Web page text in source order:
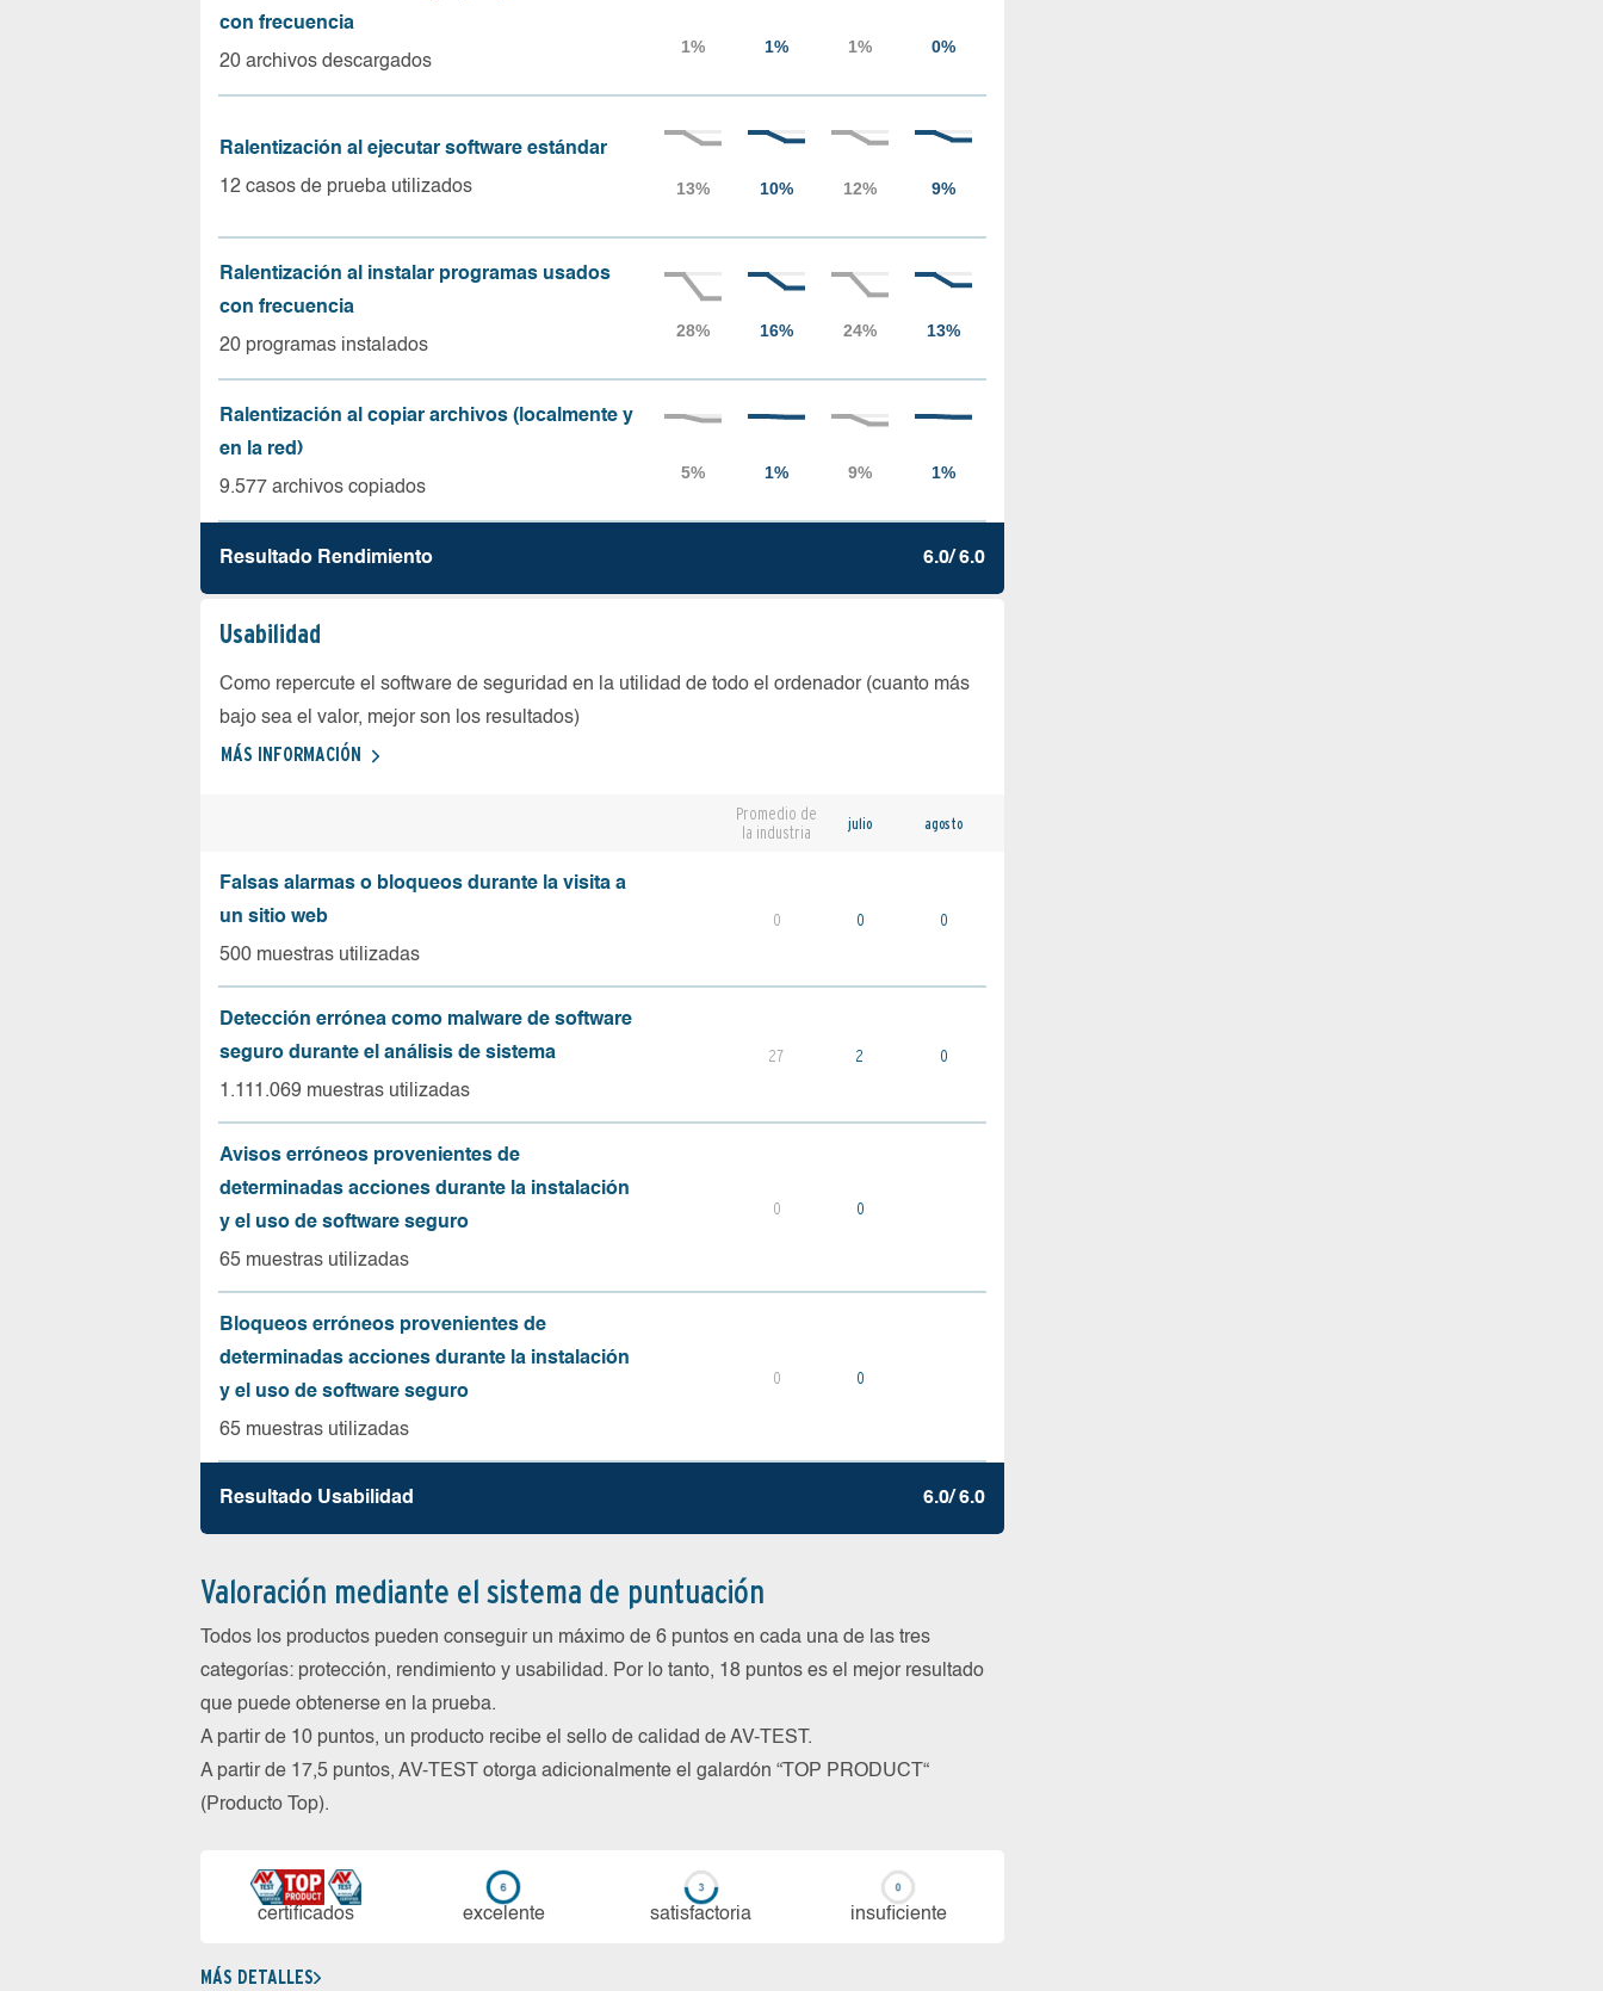
con frecuencia
20 archivos descargados
Ralentización al ejecutar software estándar
12 casos de prueba utilizados
Ralentización al instalar programas usados
con frecuencia
20 programas instalados
Ralentización al copiar archivos (localmente y
en la red)
9.577 archivos copiados
Resultado Rendimiento 6.0/ 6.0
Usabilidad
Como repercute el software de seguridad en la utilidad de todo el ordenador (cuanto más
bajo sea el valor, mejor son los resultados)
MÁS INFORMACIÓN
Promedio de
la industria
julio agosto
Falsas alarmas o bloqueos durante la visita a
un sitio web
500 muestras utilizadas
0 0 0
Detección errónea como malware de software
seguro durante el análisis de sistema
1.111.069 muestras utilizadas
27 2 0
Avisos erróneos provenientes de
determinadas acciones durante la instalación
y el uso de software seguro
65 muestras utilizadas
0 0
Bloqueos erróneos provenientes de
determinadas acciones durante la instalación
y el uso de software seguro
65 muestras utilizadas
0 0
Resultado Usabilidad 6.0/ 6.0
Valoración mediante el sistema de puntuación
Todos los productos pueden conseguir un máximo de 6 puntos en cada una de las tres
categorías: protección, rendimiento y usabilidad. Por lo tanto, 18 puntos es el mejor resultado
que puede obtenerse en la prueba.
A partir de 10 puntos, un producto recibe el sello de calidad de AV-TEST.
A partir de 17,5 puntos, AV-TEST otorga adicionalmente el galardón “TOP PRODUCT“
(Producto Top).
certi­ficados ex­ce­len­te sa­tis­fac­to­ria in­su­fi­cien­te
MÁS DETALLES